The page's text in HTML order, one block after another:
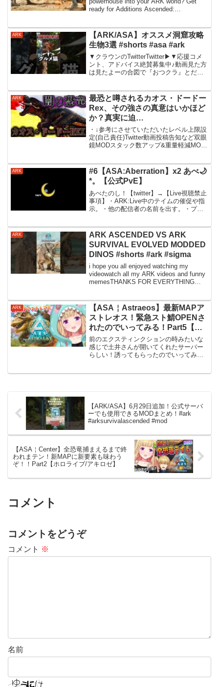
ready for Additions Ascended:
ARK
【ARK/ASA】オススメ洞窟攻略
生物3選 #shorts #asa #ark
▼クラウンのTwitterTwitter▶▼応援コメ
ント、アドバイス絶賛募集中♪動画見た方
は見たよーの合図で『おつクラ』とだけ
#arksurvivalasc...
ARK
最恐と噂されるカオス・ドードー
Rex、その強さの真意はいかほど
か？真実に迫
る！！！«PART68»【ARK・
MOD】
・↓参考にさせていただいたレベル上限設
定(自己責任)Twitter動画投稿告知など双眼
鏡MODスタック数アップ&重量軽減MOD
999テイム...
ARK
#6【ASA:Aberration】x2 あべ🌙
*。【公式PvE】
あべたのし！【twitter】→【Live視聴禁止
事項】・ARK:Live中のテイムの催促や指
示。・他の配信者の名前を出す。・プレ
暴言。・プライベートな質問。・過度
な...
ARK
ARK ASCENDED VS ARK
SURVIVAL EVOLVED MODDED
DINOS #shorts #ark #sigma
i hope you all enjoyed watching my
videowatch all my ARK videos and funny
memesTHANKS FOR EVERYTHING
ARK
【ASA￤Astraeos】最新MAPア
ストレオス！緊急スト鯖OPENさ
れたのでいってみる！Part5【ア
キロゼ/ホロライブ】
前のエクスティンクションの時みたいな
感じで土井さんが開いてくれたサーバー
らしい！誘ってもらったのでいってみる
【ARK/ASA】6月29日追加！公式サーバ
ーでも使用できるMODまとめ！#ark
#arksurvivalascended #mod
【ASA￤Center】全恐竜捕まえるまで終
われまテン！新MAPに新要素も味わう
ぞ！！Part2【ホロライブ/アキロゼ】
コメント
コメントをどうぞ
コメント ※
名前